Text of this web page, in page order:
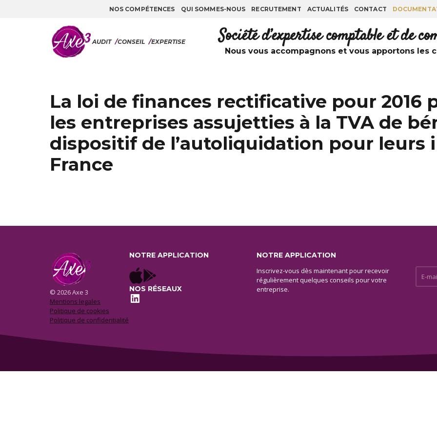
NOS COMPÉTENCES QUI SOMMES-NOUS RECRUTEMENT ACTUALITÉS CONTACT
AUDIT /CONSEIL /EXPERTISE Société d’expertise comptable et de
Nous vous accompagnons et vous apportons les
La loi de finances rectificative pour 2016
les entreprises assujetties à la TVA de
dispositif de l’autoliquidation pour leurs
France
© 2026 Axe 3
Mentions legales
Politique de cookies
Politique de confidentialité
NOTRE APPLICATION
NOS RÉSEAUX
LinkedIn
NOTRE APPLICATION
Inscrivez-vous dès maintenant pour recevoir
régulièrement quelques conseils pour votre
entreprise.